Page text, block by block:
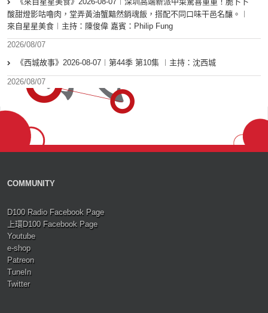
酸甜燈影咕嚕肉，堂弄黃油蟹黯然銷魂飯，搭配不同口味干邑名釀。︱
來自星星美食︱主持：陳俊偉 嘉賓：Philip Fung
2026/08/07
《西城故事》2026-08-07︱第44季 第10集 ︱主持：沈西城
2026/08/07
COMMUNITY
D100 Radio Facebook Page
上環D100 Facebook Page
Youtube
e-shop
Patreon
TuneIn
Twitter